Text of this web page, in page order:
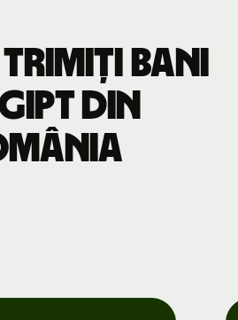
trimiți bani
din